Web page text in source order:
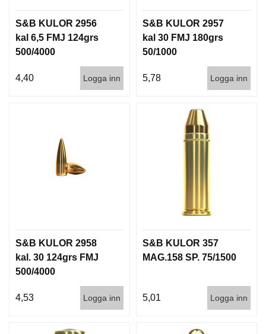
S&B KULOR 2956
kal 6,5 FMJ 124grs
500/4000
4,40 Logga inn
S&B KULOR 2957
kal 30 FMJ 180grs
50/1000
5,78 Logga inn
S&B KULOR 2958
kal. 30 124grs FMJ
500/4000
4,53 Logga inn
S&B KULOR 357
MAG.158 SP. 75/1500
5,01 Logga inn